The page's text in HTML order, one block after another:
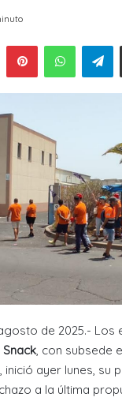
LinkedInPinterest
de 2025.- Los
, con subsede
inició ayer lunes, su
a la última